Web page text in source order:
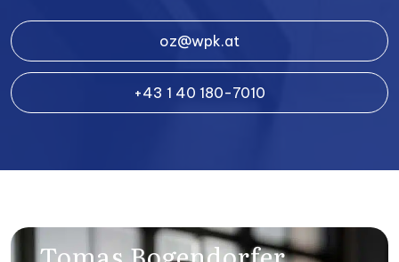
oz@wpk.at
+43 1 40 180-7010